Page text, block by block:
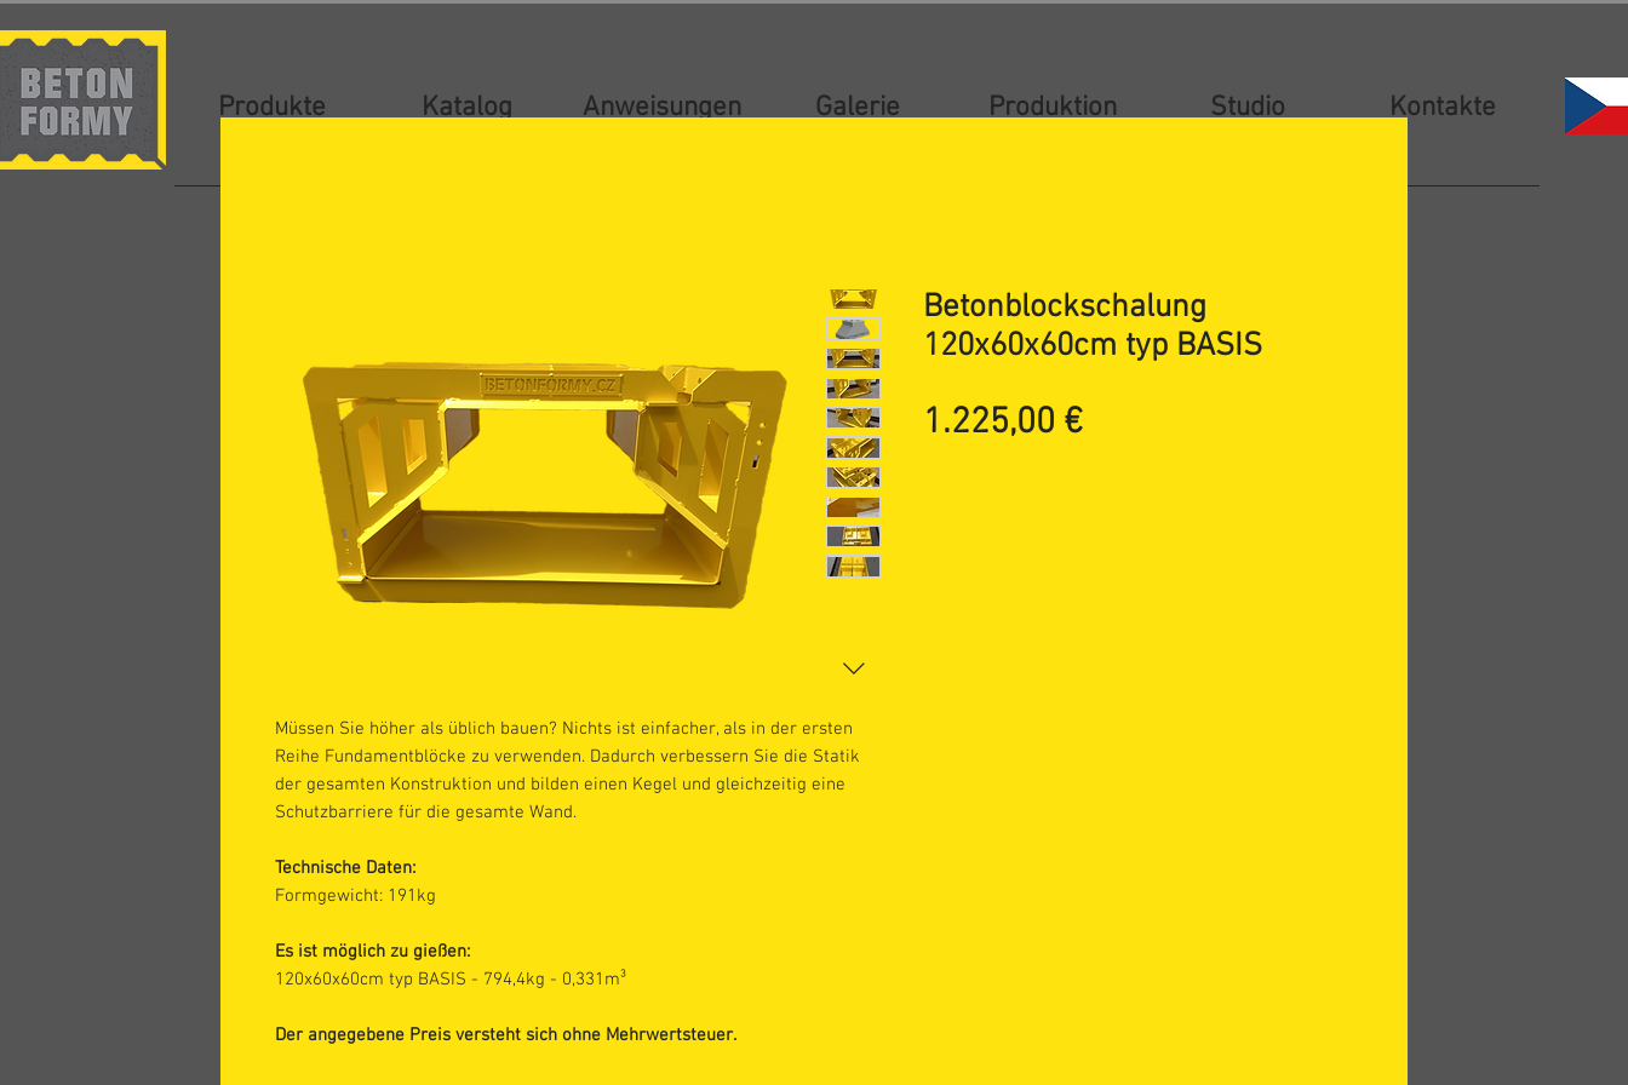
Produkte Katalog Anweisungen Galerie Produktion Studio Kontakte
Müssen Sie höher als üblich bauen? Nichts ist einfacher, als in der ersten
Reihe Fundamentblöcke zu verwenden. Dadurch verbessern Sie die Statik
der gesamten Konstruktion und bilden einen Kegel und gleichzeitig eine
Schutzbarriere für die gesamte Wand.
Technische Daten:
Formgewicht: 191kg
Es ist möglich zu gießen:
120x60x60cm typ BASIS - 794,4kg - 0,331m³
Der angegebene Preis versteht sich ohne Mehrwertsteuer.
Betonblockschalung
120x60x60cm typ BASIS
1.225,00 €Preis